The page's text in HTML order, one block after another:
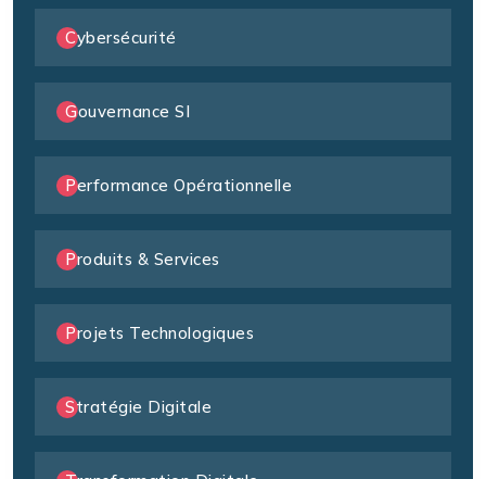
Cybersécurité
Gouvernance SI
Performance Opérationnelle
Produits & Services
Projets Technologiques
Stratégie Digitale